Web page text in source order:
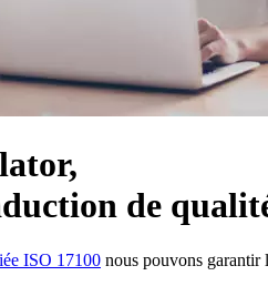
de
ISO 17100 nous pouvons garantir